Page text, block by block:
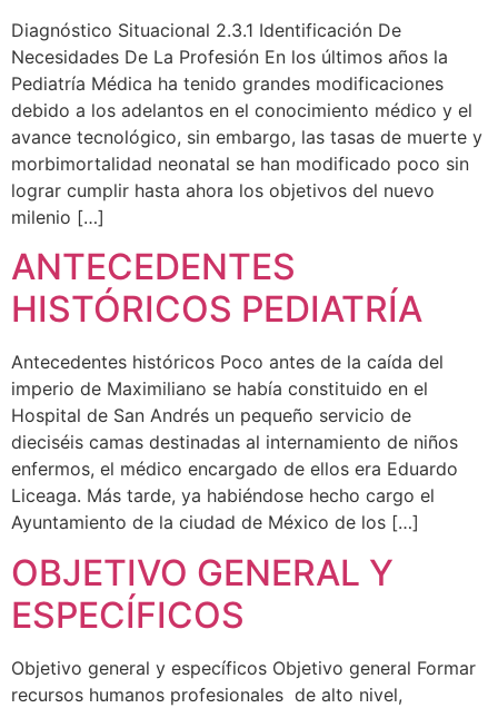
Diagnóstico Situacional 2.3.1 Identificación De
Necesidades De La Profesión En los últimos años la
Pediatría Médica ha tenido grandes modificaciones
debido a los adelantos en el conocimiento médico y el
avance tecnológico, sin embargo, las tasas de muerte y
morbimortalidad neonatal se han modificado poco sin
lograr cumplir hasta ahora los objetivos del nuevo
milenio […]
ANTECEDENTES
HISTÓRICOS PEDIATRÍA
Antecedentes históricos Poco antes de la caída del
imperio de Maximiliano se había constituido en el
Hospital de San Andrés un pequeño servicio de
dieciséis camas destinadas al internamiento de niños
enfermos, el médico encargado de ellos era Eduardo
Liceaga. Más tarde, ya habiéndose hecho cargo el
Ayuntamiento de la ciudad de México de los […]
OBJETIVO GENERAL Y
ESPECÍFICOS
Objetivo general y específicos Objetivo general Formar
recursos humanos profesionales de alto nivel,